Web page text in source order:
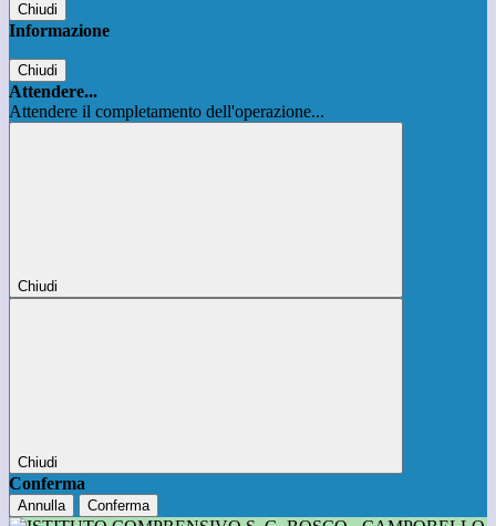
Chiudi
Informazione
Chiudi
Attendere...
Attendere il completamento dell'operazione...
Chiudi
Chiudi
Conferma
Annulla Conferma